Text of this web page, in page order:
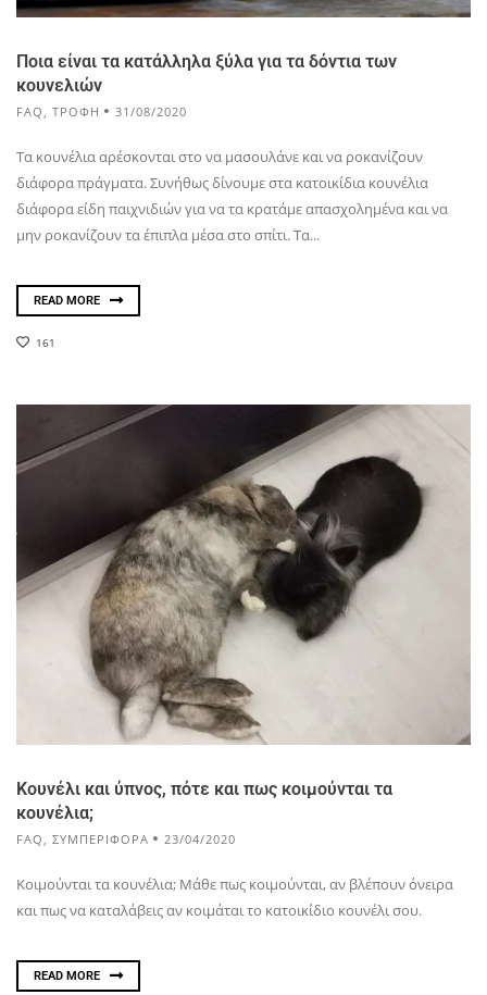
Ποια είναι τα κατάλληλα ξύλα για τα δόντια των
κουνελιών
FAQ , ΤΡΟΦΗ 31/08/2020
Τα κουνέλια αρέσκονται στο να μασουλάνε και να ροκανίζουν
διάφορα πράγματα. Συνήθως δίνουμε στα κατοικίδια κουνέλια
διάφορα είδη παιχνιδιών για να τα κρατάμε απασχολημένα και να
μην ροκανίζουν τα έπιπλα μέσα στο σπίτι. Τα...
READ MORE
161
Κουνέλι και ύπνος, πότε και πως κοιμούνται τα
κουνέλια;
FAQ , ΣΥΜΠΕΡΙΦΟΡΑ 23/04/2020
Κοιμούνται τα κουνέλια; Μάθε πως κοιμούνται, αν βλέπουν όνειρα
και πως να καταλάβεις αν κοιμάται το κατοικίδιο κουνέλι σου.
READ MORE